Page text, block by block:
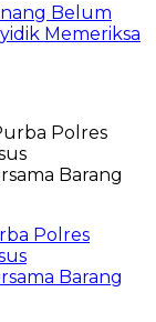
Belum
Memeriksa
Polres
Barang